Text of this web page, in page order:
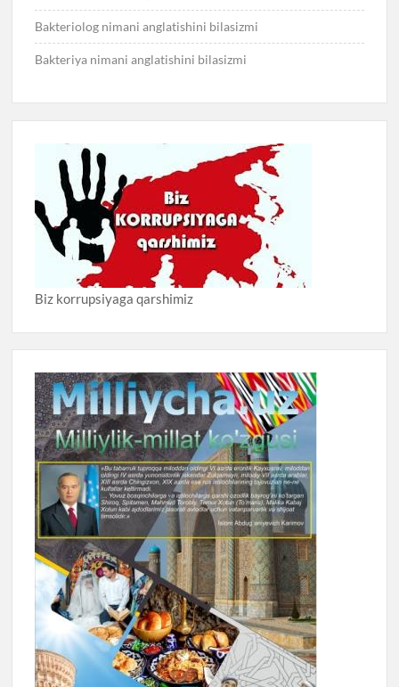
Bakteriolog nimani anglatishini bilasizmi
Bakteriya nimani anglatishini bilasizmi
Biz korrupsiyaga qarshimiz